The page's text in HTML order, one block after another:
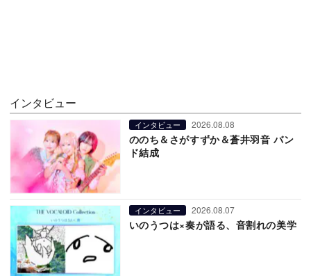
インタビュー
インタビュー 2026.08.08
ののち＆さがすずか＆蒼井羽音 バン
ド結成
インタビュー 2026.08.07
いのうつは×奏が語る、音割れの美学